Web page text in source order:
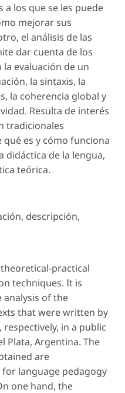
los que se les puede
mejorar sus
el análisis de las
dar cuenta de los
evaluación de un
la sintaxis, la
la coherencia global y
Resulta de interés
tradicionales
es y cómo funciona
didáctica de la lengua,
teórica.
, descripción,
practical
techniques. It is
of the
that were written by
in a public
Plata, Argentina. The
are
language pedagogy
one hand, the